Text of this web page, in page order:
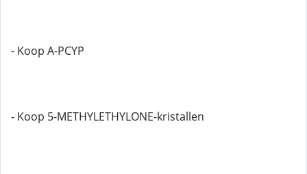
- Koop A-PCYP
- Koop 5-METHYLETHYLONE-kristallen